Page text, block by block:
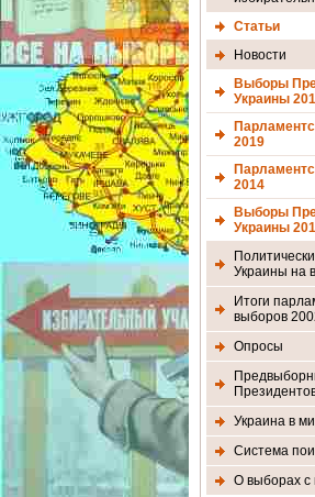
Статьи
Новости
Выборы
Украины
2019
2014
Выборы
Украины
Украины на
Итоги
выборов
Опросы
Украина в
Система
О выборах